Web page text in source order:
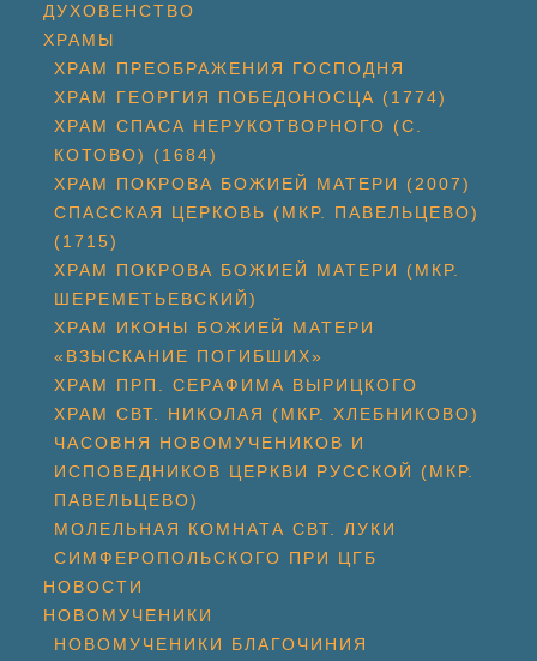
ДУХОВЕНСТВО
ХРАМЫ
ХРАМ ПРЕОБРАЖЕНИЯ ГОСПОДНЯ
ХРАМ ГЕОРГИЯ ПОБЕДОНОСЦА (1774)
ХРАМ СПАСА НЕРУКОТВОРНОГО (С.
КОТОВО) (1684)
ХРАМ ПОКРОВА БОЖИЕЙ МАТЕРИ (2007)
СПАССКАЯ ЦЕРКОВЬ (МКР. ПАВЕЛЬЦЕВО)
(1715)
ХРАМ ПОКРОВА БОЖИЕЙ МАТЕРИ (МКР.
ШЕРЕМЕТЬЕВСКИЙ)
ХРАМ ИКОНЫ БОЖИЕЙ МАТЕРИ
«ВЗЫСКАНИЕ ПОГИБШИХ»
ХРАМ ПРП. СЕРАФИМА ВЫРИЦКОГО
ХРАМ СВТ. НИКОЛАЯ (МКР. ХЛЕБНИКОВО)
ЧАСОВНЯ НОВОМУЧЕНИКОВ И
ИСПОВЕДНИКОВ ЦЕРКВИ РУССКОЙ (МКР.
ПАВЕЛЬЦЕВО)
МОЛЕЛЬНАЯ КОМНАТА СВТ. ЛУКИ
СИМФЕРОПОЛЬСКОГО ПРИ ЦГБ
НОВОСТИ
НОВОМУЧЕНИКИ
НОВОМУЧЕНИКИ БЛАГОЧИНИЯ